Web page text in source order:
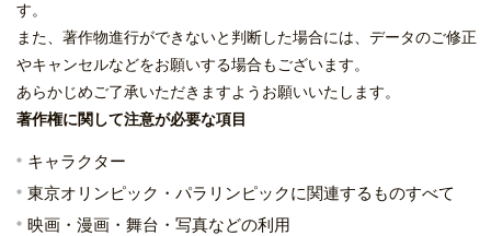
す。
また、著作物進行ができないと判断した場合には、データのご修正
やキャンセルなどをお願いする場合もございます。
あらかじめご了承いただきますようお願いいたします。
著作権に関して注意が必要な項目
キャラクター
東京オリンピック・パラリンピックに関連するものすべて
映画・漫画・舞台・写真などの利用